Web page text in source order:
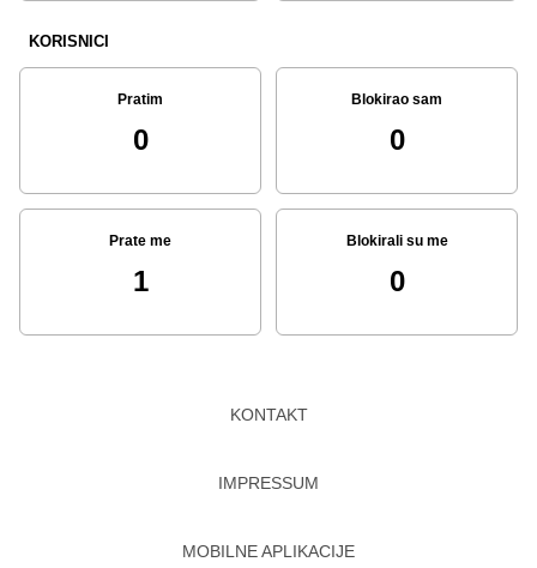
KORISNICI
Pratim
0
Blokirao sam
0
Prate me
1
Blokirali su me
0
KONTAKT
IMPRESSUM
MOBILNE APLIKACIJE